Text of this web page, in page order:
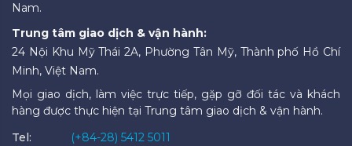
Nam.
Trung tâm giao dịch & vận hành:
24 Nội Khu Mỹ Thái 2A, Phường Tân Mỹ, Thành phố Hồ Chí
Minh, Việt Nam.
Mọi giao dịch, làm việc trực tiếp, gặp gỡ đối tác và khách
hàng được thực hiện tại Trung tâm giao dịch & vận hành.
Tel:
(+84-28) 5412 5011